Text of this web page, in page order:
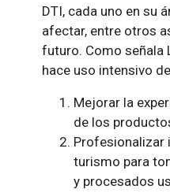
DTI, cada uno en su
afectar, entre otros
futuro. Como señala
hace uso intensivo
Mejorar la
de los
Profesionalizar
turismo para
y procesados